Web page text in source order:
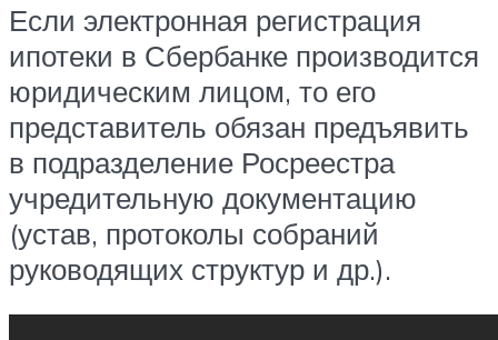
Если электронная регистрация
ипотеки в Сбербанке производится
юридическим лицом, то его
представитель обязан предъявить
в подразделение Росреестра
учредительную документацию
(устав, протоколы собраний
руководящих структур и др.).